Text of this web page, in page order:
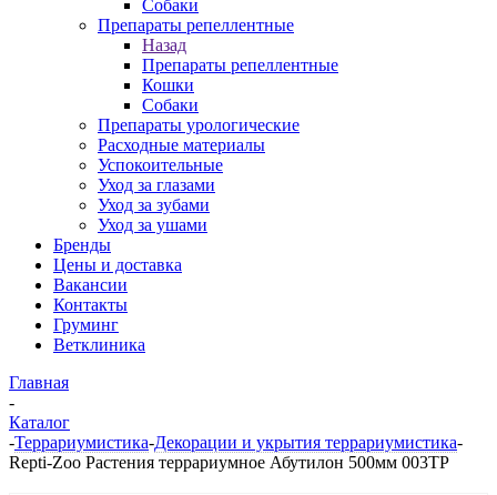
Собаки
Препараты репеллентные
Назад
Препараты репеллентные
Кошки
Собаки
Препараты урологические
Расходные материалы
Успокоительные
Уход за глазами
Уход за зубами
Уход за ушами
Бренды
Цены и доставка
Вакансии
Контакты
Груминг
Ветклиника
Главная
-
Каталог
-Террариумистика-Декорации и укрытия террариумистика-
Repti-Zoo Растения террариумное Абутилон 500мм 003ТР